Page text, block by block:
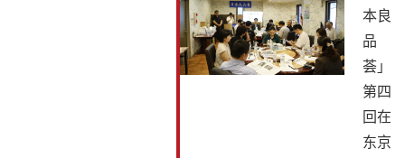
本良
品
荟」
第四
回在
东京